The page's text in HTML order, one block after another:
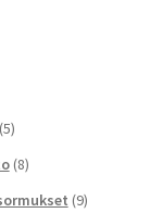
(5)
(8)
(9)